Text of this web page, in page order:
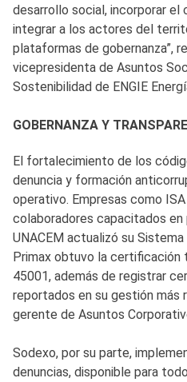
desarrollo social, incorporar el
integrar a los actores del
plataformas de gobernanza”,
vicepresidenta de Asuntos
Sostenibilidad de ENGIE
GOBERNANZA Y
El fortalecimiento de los
denuncia y formación
operativo. Empresas como
colaboradores capacitados
UNACEM actualizó su
Primax obtuvo la certificación
45001, además de registrar
reportados en su gestión más
gerente de Asuntos
Sodexo, por su parte,
denuncias, disponible para